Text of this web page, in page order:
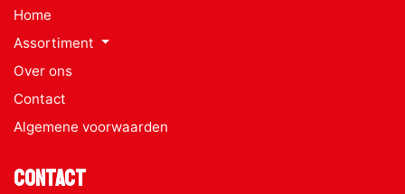
Home
Assortiment
Over ons
Contact
Algemene voorwaarden
Contact